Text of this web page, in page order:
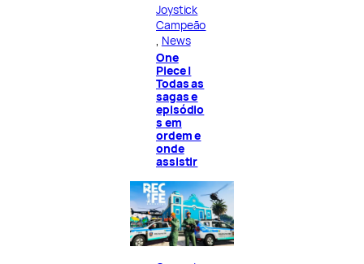
Joystick
Campeão
News
One
Piece |
Todas as
sagas e
episódio
s em
ordem e
onde
assistir